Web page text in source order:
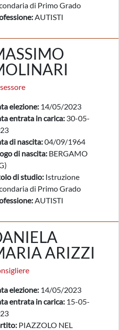
di Primo Grado
AUTISTI
elezione: 14/05/2023
entrata in carica: 30-05-
di nascita:04/09/1964
di nascita: BERGAMO
di studio: Istruzione
di Primo Grado
AUTISTI
ARIZZI
elezione: 14/05/2023
entrata in carica: 15-05-
PIAZZOLO NEL